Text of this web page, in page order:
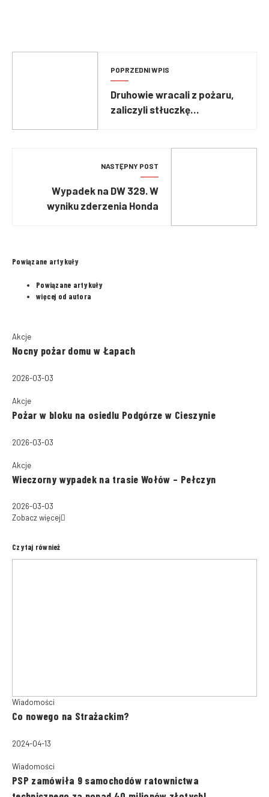
POPRZEDNI WPIS
Druhowie wracali z pożaru,
zaliczyli stłuczkę
NASTĘPNY POST
Wypadek na DW 329. W
wyniku zderzenia Honda
Powiązane artykuły
Powiązane artykuły
więcej od autora
Akcje
Nocny pożar domu w Łapach
2026-03-03
Akcje
Pożar w bloku na osiedlu Podgórze w Cieszynie
2026-03-03
Akcje
Wieczorny wypadek na trasie Wołów – Pełczyn
2026-03-03
Zobacz więcej
Czytaj również
Wiadomości
Co nowego na Strażackim?
2024-04-13
Wiadomości
PSP zamówiła 9 samochodów ratownictwa